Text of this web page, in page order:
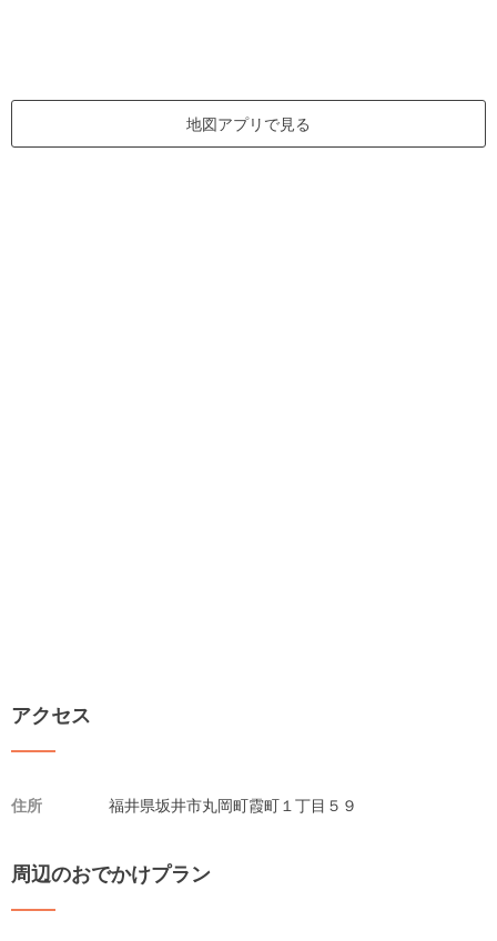
地図アプリで見る
アクセス
住所 福井県坂井市丸岡町霞町１丁目５９
周辺のおでかけプラン